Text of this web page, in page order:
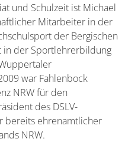
und Schulzeit ist Michael
Mitarbeiter in der
der Bergischen
in der Sportlehrerbildung
war Fahlenbock
NRW für den
des DSLV-
bereits ehrenamtlicher
NRW.